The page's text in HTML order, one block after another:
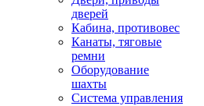
дверей
Кабина, противовес
Канаты, тяговые
ремни
Оборудование
шахты
Система управления